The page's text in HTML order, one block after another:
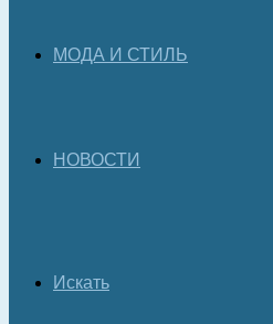
МОДА И СТИЛЬ
НОВОСТИ
Искать